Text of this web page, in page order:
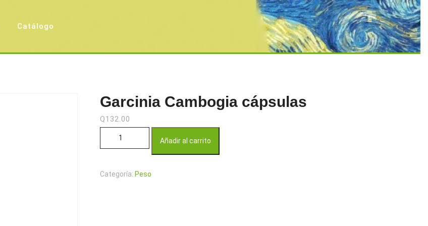
Catálogo
Garcinia Cambogia cápsulas
Q132.00
Añadir al carrito
Categoría: Peso